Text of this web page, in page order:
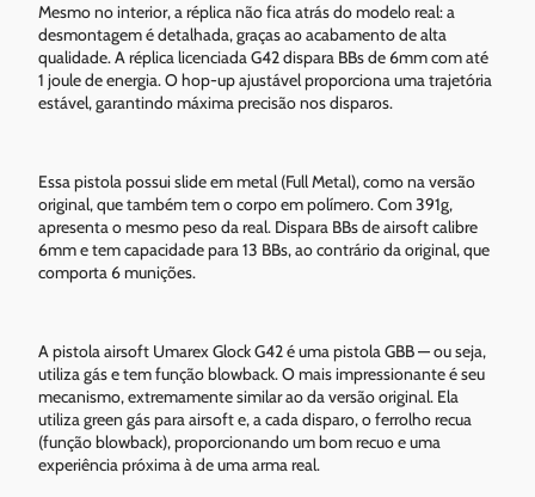
Mesmo no interior, a réplica não fica atrás do modelo real: a
desmontagem é detalhada, graças ao acabamento de alta
qualidade. A réplica licenciada G42 dispara BBs de 6mm com até
1 joule de energia. O hop-up ajustável proporciona uma trajetória
estável, garantindo máxima precisão nos disparos.
Essa pistola possui slide em metal (Full Metal), como na versão
original, que também tem o corpo em polímero. Com 391g,
apresenta o mesmo peso da real. Dispara BBs de airsoft calibre
6mm e tem capacidade para 13 BBs, ao contrário da original, que
comporta 6 munições.
A pistola airsoft Umarex Glock G42 é uma pistola GBB — ou seja,
utiliza gás e tem função blowback. O mais impressionante é seu
mecanismo, extremamente similar ao da versão original. Ela
utiliza green gás para airsoft e, a cada disparo, o ferrolho recua
(função blowback), proporcionando um bom recuo e uma
experiência próxima à de uma arma real.